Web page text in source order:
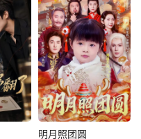
明月照团圆